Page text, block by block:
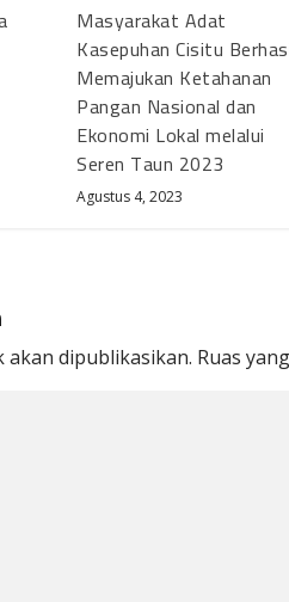
Masyarakat Adat
Kasepuhan Cisitu
Memajukan Ketahanan
Pangan Nasional dan
Ekonomi Lokal melalui
Seren Taun 2023
Agustus 4, 2023
akan dipublikasikan. Ruas